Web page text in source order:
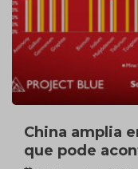
China amplia
que pode